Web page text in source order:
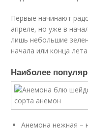
Первые начинают
апреле, но уже в
лишь небольшие
начала или конца
Наиболее
Анемона нежная –